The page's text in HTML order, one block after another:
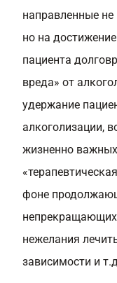
направленные
но на
пациента
вреда» от
удержание
алкоголизации,
жизненно
фоне
нежелания
зависимости и